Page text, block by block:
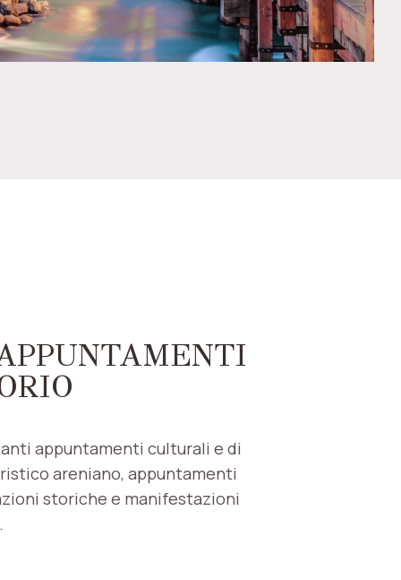
appuntamenti culturali e di
areniano, appuntamenti
storiche e manifestazioni